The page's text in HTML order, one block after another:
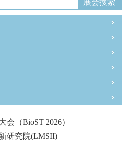
（BioST 2026）
研究院(LMSII)